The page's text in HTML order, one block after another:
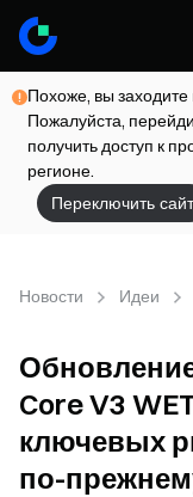
Похоже, вы
Пожалуйста,
получить доступ к
регионе.
Переключить сайт
Новости Идеи
Core V3
ключевых
по-